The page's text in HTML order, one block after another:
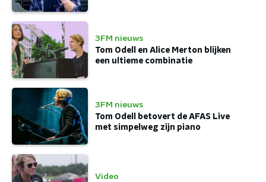
3FM nieuws
Tom Odell en Alice Merton blijken
een ultieme combinatie
3FM nieuws
Tom Odell betovert de AFAS Live
met simpelweg zijn piano
Video